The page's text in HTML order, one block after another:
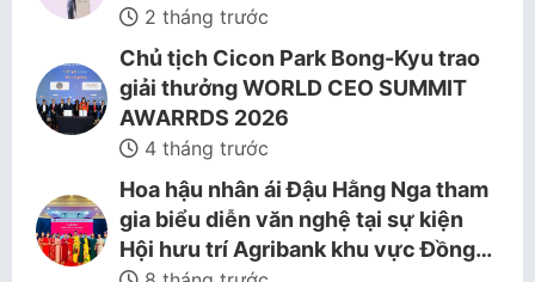
2 tháng trước
Chủ tịch Cicon Park Bong-Kyu trao
giải thưởng WORLD CEO SUMMIT
AWARRDS 2026
4 tháng trước
Hoa hậu nhân ái Đậu Hằng Nga tham
gia biểu diễn văn nghệ tại sự kiện
Hội hưu trí Agribank khu vực Đồng…